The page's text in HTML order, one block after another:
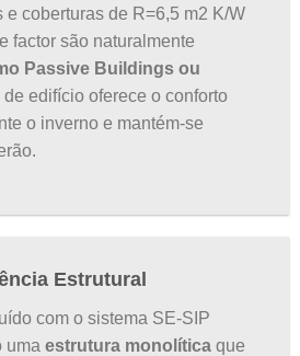
e coberturas de R=6,5 m2 K/W
factor são naturalmente
Passive Buildings ou
de edifício oferece o conforto
o inverno e mantém-se
Estrutural
com o sistema SE-SIP
uma estrutura monolíticaque